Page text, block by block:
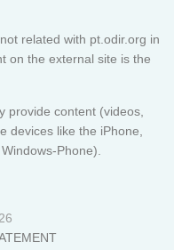
related with pt.odir.org in
on the external site is the
provide content (videos,
devices like the iPhone,
Phone).